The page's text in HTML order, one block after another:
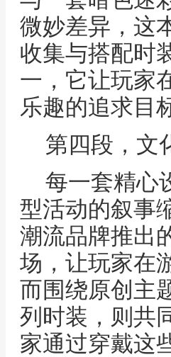
微妙差异，这
收集与搭配时
一，它让玩家
乐趣的追求目
第四段，文
每一套精心
型活动的叙事
潮流品牌推出
场，让玩家在
而围绕原创主
列时装，则共
家通过穿戴这